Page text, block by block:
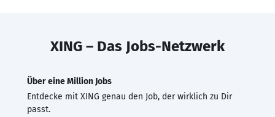
XING – Das Jobs-Netzwerk
Über eine Million Jobs
Entdecke mit XING genau den Job, der wirklich zu Dir
passt.